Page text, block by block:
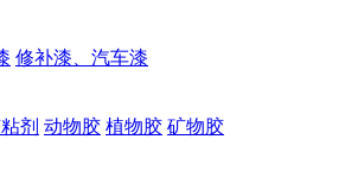
修补漆、汽车漆
剂 动物胶 植物胶 矿物胶